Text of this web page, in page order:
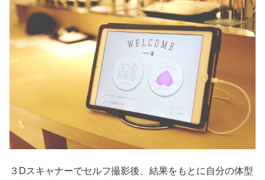
３Dスキャナーでセルフ撮影後、結果をもとに自分の体型